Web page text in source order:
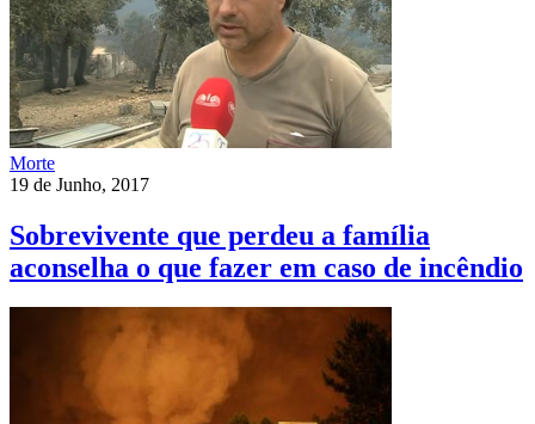
Morte
19 de Junho, 2017
Sobrevivente que perdeu a família
aconselha o que fazer em caso de incêndio